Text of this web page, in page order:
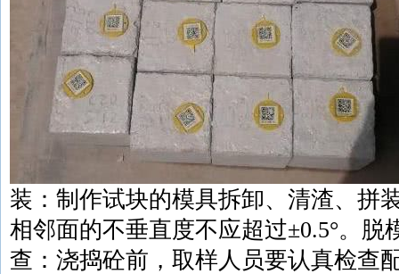
装：制作试块的模具拆卸、清渣、拼
相邻面的不垂直度不应超过±0.5°。脱
查：浇捣砼前，取样人员要认真检查